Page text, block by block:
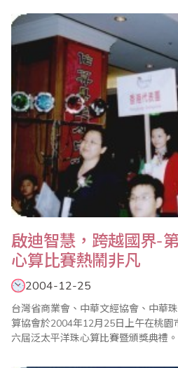
日下午2時45分抵達中正國際機場，來
泰國、加拿..
啟迪智慧，跨越國界-
心算比賽熱鬧非凡
2004-12-25
台灣省商業會、中華文經協會、中華
算協會於2004年12月25日上午在桃
六屆泛太平洋珠心算比賽暨頒獎典禮